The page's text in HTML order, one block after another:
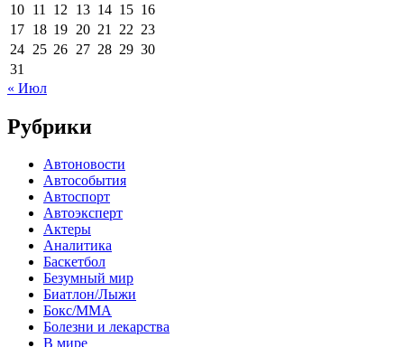
10 11 12 13 14 15 16
17 18 19 20 21 22 23
24 25 26 27 28 29 30
31
« Июл
Рубрики
Автоновости
Автособытия
Автоспорт
Автоэксперт
Актеры
Аналитика
Баскетбол
Безумный мир
Биатлон/Лыжи
Бокс/MMA
Болезни и лекарства
В мире